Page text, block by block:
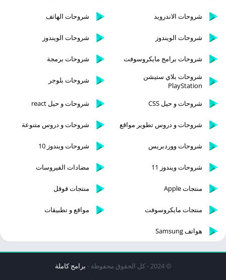
شروحات الاندرويد شروحات الهاتف
شروحات الويندوز شروحات الويندوز
شروحات برامج مايكروسوفت
شروحات برمجة
شروحات بلاي ستيشن
PlayStation
شروحات بلوجر
شروحات و حيل CSS شروحات و حيل react
شروحات و دروس تطوير مواقع شروحات و دروس متنوعة
شروحات ووردبريس شروحات ويندوز 10
شروحات ويندوز 11 مضادات الفيروسات
منتجات Apple منتجات قوقل
منتجات مايكروسوفت مواقع و تطبيقات
هواتف Samsung
© 2024 - كل الحقوق محفوظة - برامج كاملة